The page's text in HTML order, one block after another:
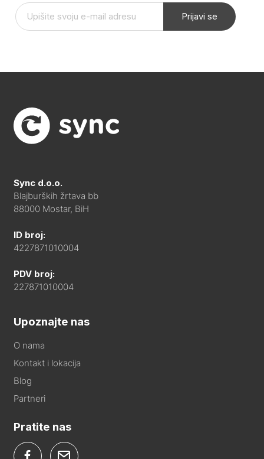
Prijavi se
Sync d.o.o.
Blajburških žrtava bb
88000 Mostar, BiH
ID broj:
4227871010004
PDV broj:
227871010004
Upoznajte nas
O nama
Kontakt i lokacija
Blog
Partneri
Pratite nas